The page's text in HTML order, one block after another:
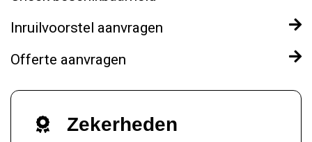
Inruilvoorstel aanvragen
Offerte aanvragen
Zekerheden